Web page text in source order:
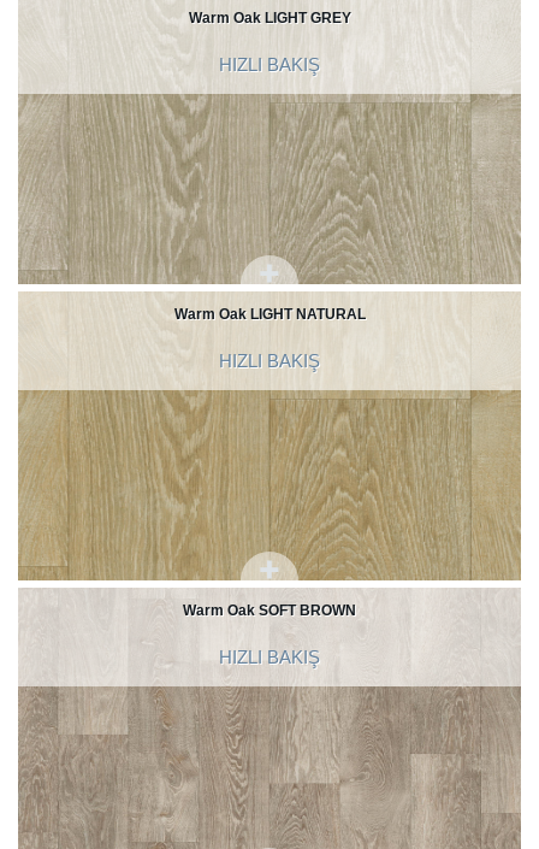
Warm Oak LIGHT GREY
HIZLI BAKIŞ
Warm Oak LIGHT NATURAL
HIZLI BAKIŞ
Warm Oak SOFT BROWN
HIZLI BAKIŞ